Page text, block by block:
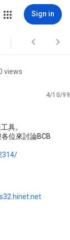
Sign in
 
views
4/10/99
具。
位來討論BCB